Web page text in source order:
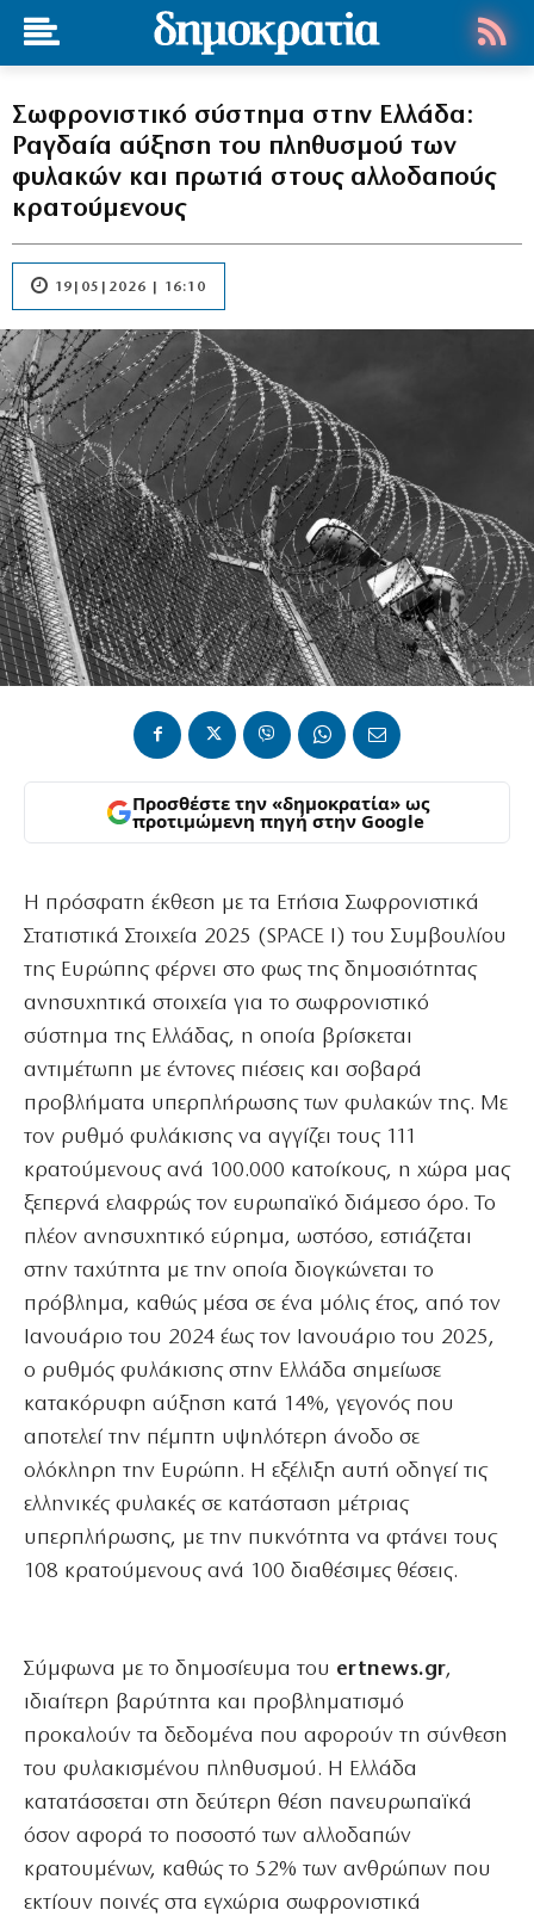
Σωφρονιστικό σύστημα στην Ελλάδα:
Ραγδαία αύξηση του πληθυσμού των
φυλακών και πρωτιά στους αλλοδαπούς
κρατούμενους
19|05|2026 | 16:10
Προσθέστε την «δημοκρατία» ως
προτιμώμενη πηγή στην Google
Η πρόσφατη έκθεση με τα Ετήσια Σωφρονιστικά
Στατιστικά Στοιχεία 2025 (SPACE I) του Συμβουλίου
της Ευρώπης φέρνει στο φως της δημοσιότητας
ανησυχητικά στοιχεία για το σωφρονιστικό
σύστημα της Ελλάδας, η οποία βρίσκεται
αντιμέτωπη με έντονες πιέσεις και σοβαρά
προβλήματα υπερπλήρωσης των φυλακών της. Με
τον ρυθμό φυλάκισης να αγγίζει τους 111
κρατούμενους ανά 100.000 κατοίκους, η χώρα μας
ξεπερνά ελαφρώς τον ευρωπαϊκό διάμεσο όρο. Το
πλέον ανησυχητικό εύρημα, ωστόσο, εστιάζεται
στην ταχύτητα με την οποία διογκώνεται το
πρόβλημα, καθώς μέσα σε ένα μόλις έτος, από τον
Ιανουάριο του 2024 έως τον Ιανουάριο του 2025,
ο ρυθμός φυλάκισης στην Ελλάδα σημείωσε
κατακόρυφη αύξηση κατά 14%, γεγονός που
αποτελεί την πέμπτη υψηλότερη άνοδο σε
ολόκληρη την Ευρώπη. Η εξέλιξη αυτή οδηγεί τις
ελληνικές φυλακές σε κατάσταση μέτριας
υπερπλήρωσης, με την πυκνότητα να φτάνει τους
108 κρατούμενους ανά 100 διαθέσιμες θέσεις.
Σύμφωνα με το δημοσίευμα του ertnews.gr,
ιδιαίτερη βαρύτητα και προβληματισμό
προκαλούν τα δεδομένα που αφορούν τη σύνθεση
του φυλακισμένου πληθυσμού. Η Ελλάδα
κατατάσσεται στη δεύτερη θέση πανευρωπαϊκά
όσον αφορά το ποσοστό των αλλοδαπών
κρατουμένων, καθώς το 52% των ανθρώπων που
εκτίουν ποινές στα εγχώρια σωφρονιστικά